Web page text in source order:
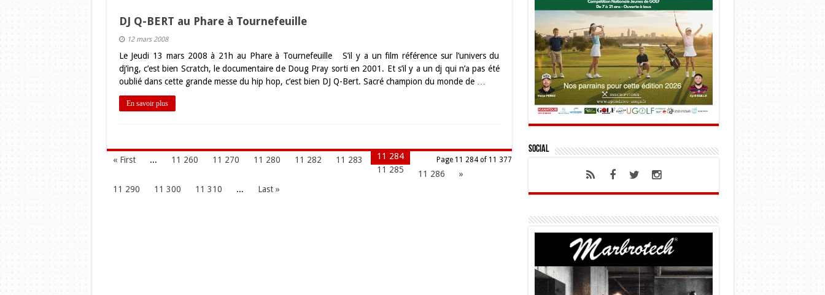
DJ Q-BERT au Phare à Tournefeuille
12 mars 2008
Le Jeudi 13 mars 2008 à 21h au Phare à Tournefeuille S’il y a un film référence sur l’univers du
dj’ing, c’est bien Scratch, le documentaire de Doug Pray sorti en 2001. Et s’il y a un dj qui n’a pas été
oublié dans cette grande messe du hip hop, c’est bien DJ Q-Bert. Sacré champion du monde de …
En savoir plus
Page 11 284 of 11 377
« First ... 11 260 11 270 11 280 11 282 11 283
11 284
11 285
11 286
»
11 290
11 300 11 310 ... Last »
Social